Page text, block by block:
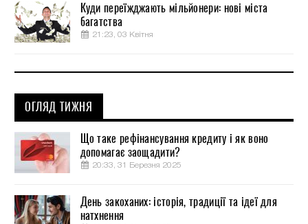
Куди переїжджають мільйонери: нові міста
багатства
21:23, 03 Квітня
ОГЛЯД ТИЖНЯ
Що таке рефінансування кредиту і як воно
допомагає заощадити?
20:33, 31 Березня 2025
День закоханих: історія, традиції та ідеї для
натхнення